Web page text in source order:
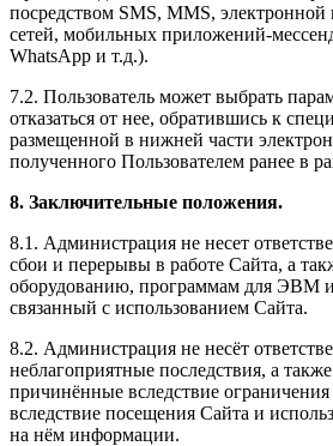
посредством SMS, MMS,
сетей, мобильных приложений-
WhatsApp и т.д.).
7.2. Пользователь может выбрать
отказаться от нее, обратившись к
размещенной в нижней части
полученного Пользователем ранее в
8. Заключительные положения.
8.1. Администрация не несет
сбои и перерывы в работе Сайта, а
оборудованию, программам для ЭВМ
связанный с использованием Сайта.
8.2. Администрация не несёт
неблагоприятные последствия, а
причинённые вследствие
вследствие посещения Сайта и
на нём информации.